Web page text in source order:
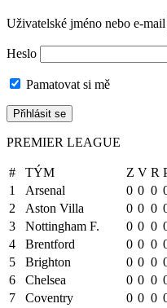
Uživatelské jméno nebo e-mail
Heslo
Pamatovat si mě
PREMIER LEAGUE
# TÝM Z V R
1
Arsenal 0 0 0
2
Aston Villa 0 0 0
3
Nottingham F. 0 0 0
4
Brentford 0 0 0
5
Brighton 0 0 0
6
Chelsea 0 0 0
7
Coventry 0 0 0